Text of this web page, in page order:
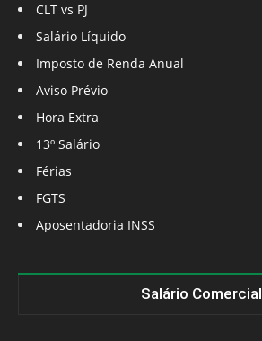
CLT vs PJ
Salário Líquido
Imposto de Renda Anual
Aviso Prévio
Hora Extra
13º Salário
Férias
FGTS
Aposentadoria INSS
Salário Comercial